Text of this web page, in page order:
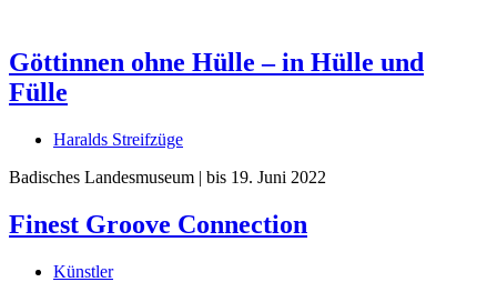
Uli Rothfuss
Göttinnen ohne Hülle – in Hülle und
Fülle
Haralds Streifzüge
Badisches Landesmuseum | bis 19. Juni 2022
Finest Groove Connection
Künstler